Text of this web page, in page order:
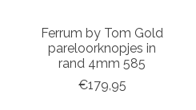
Ferrum by Tom Gold
pareloorknopjes in
rand 4mm 585
€179,95